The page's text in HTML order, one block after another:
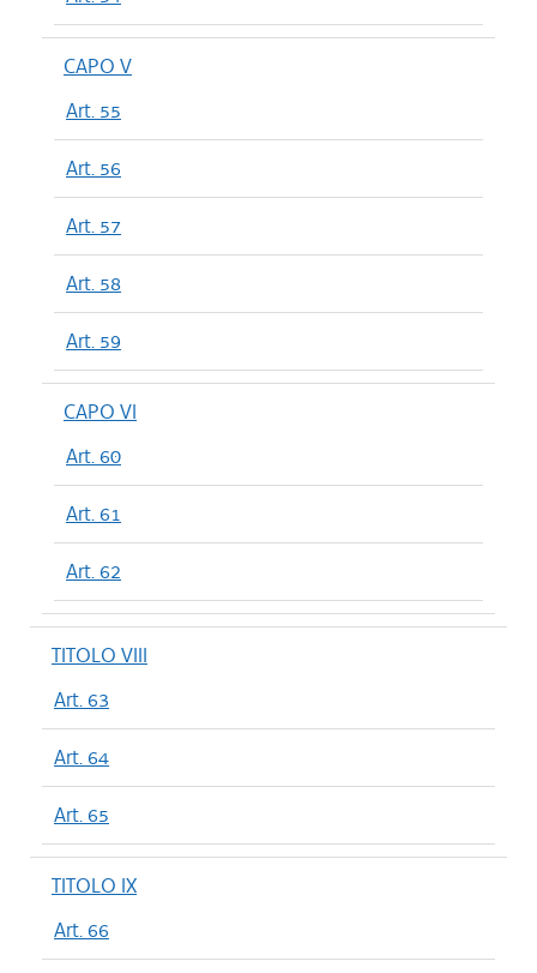
CAPO V
Art. 55
Art. 56
Art. 57
Art. 58
Art. 59
CAPO VI
Art. 60
Art. 61
Art. 62
TITOLO VIII
Art. 63
Art. 64
Art. 65
TITOLO IX
Art. 66